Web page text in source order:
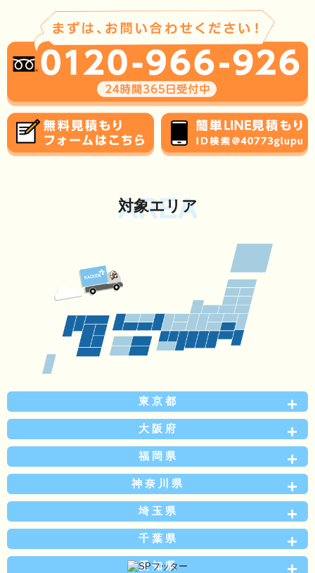
AREA
対象エリア
東京都
大阪府
福岡県
神奈川県
埼玉県
千葉県
愛知県